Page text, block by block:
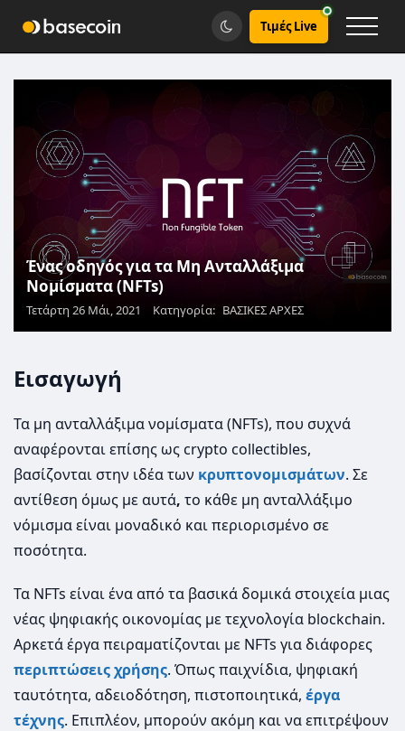
Τιμές Live
Ένας οδηγός για τα Μη Ανταλλάξιμα
Νομίσματα (NFTs)
Τετάρτη 26 Μάι, 2021 Κατηγορία: ΒΑΣΙΚΕΣ ΑΡΧΕΣ
Εισαγωγή
Τα μη ανταλλάξιμα νομίσματα (NFTs), που συχνά
αναφέρονται επίσης ως crypto collectibles,
βασίζονται στην ιδέα των κρυπτονομισμάτων. Σε
αντίθεση όμως με αυτά, το κάθε μη ανταλλάξιμο
νόμισμα είναι μοναδικό και περιορισμένο σε
ποσότητα.
Τα NFTs είναι ένα από τα βασικά δομικά στοιχεία μιας
νέας ψηφιακής οικονομίας με τεχνολογία blockchain.
Αρκετά έργα πειραματίζονται με NFTs για διάφορες
περιπτώσεις χρήσης. Όπως παιχνίδια, ψηφιακή
ταυτότητα, αδειοδότηση, πιστοποιητικά, έργα
τέχνης. Επιπλέον, μπορούν ακόμη και να επιτρέψουν